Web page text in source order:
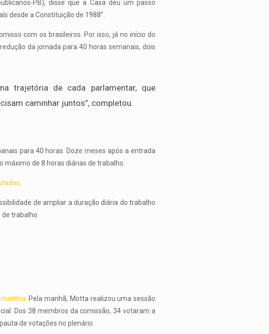
PB), disse que a Casa deu um passo
desde a Constituição de 1988”.
com os brasileiros. Por isso, já no início do
da jornada para 40 horas semanais, dois
trajetória de cada parlamentar, que
caminhar juntos”, completou.
para 40 horas. Doze meses após a entrada
máximo de 8 horas diárias de trabalho.
de ampliar a duração diária do trabalho
trabalho.
. Pela manhã, Motta realizou uma sessão
Dos 38 membros da comissão, 34 votaram a
de votações no plenário.